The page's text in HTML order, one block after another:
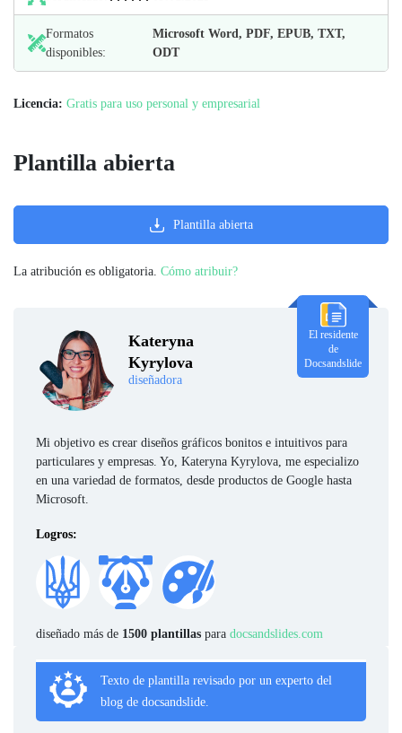
Formatos
disponibles:
Microsoft Word, PDF, EPUB, TXT,
ODT
Licencia: Gratis para uso personal y empresarial
Kateryna
Kyrylova
diseñadora
El residente
de
Docsandslide
Mi objetivo es crear diseños gráficos bonitos e intuitivos para
particulares y empresas. Yo, Kateryna Kyrylova, me especializo
en una variedad de formatos, desde productos de Google hasta
Microsoft.
Logros:
diseñado más de 1500 plantillas para docsandslides.com
Texto de plantilla revisado por un experto del
blog de docsandslide.
Plantilla abierta
Plantilla abierta
La atribución es obligatoria. Cómo atribuir?